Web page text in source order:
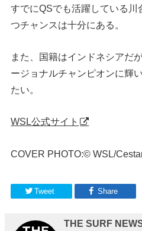
すでにQSでも活躍している
つチャンスは十分にある。
また、国籍はインドネシアだ
ージョナルチャンピオンに輝
たい。
WSL公式サイト
COVER PHOTO:© WSL/
Tweet Share
THE SURF